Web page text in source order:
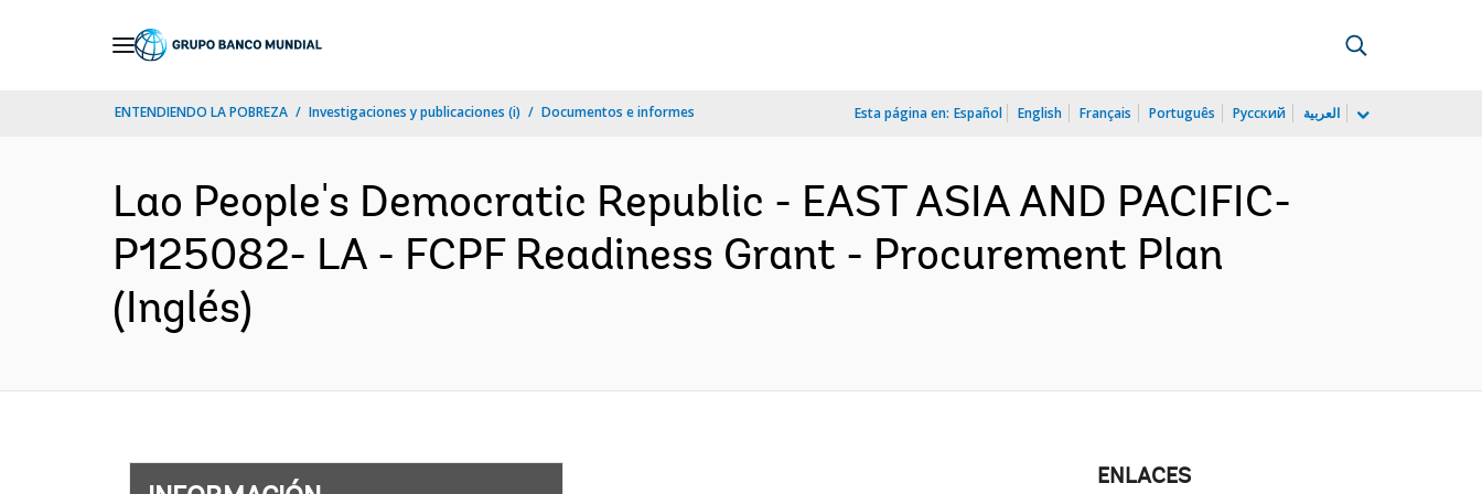
ENTENDIENDO LA POBREZA Investigaciones y publicaciones (i) Documentos e informes Esta página en: Español English Français Português Русский العربية
Lao People's Democratic Republic - EAST ASIA AND PACIFIC-
P125082- LA - FCPF Readiness Grant - Procurement Plan
(Inglés)
ENLACES